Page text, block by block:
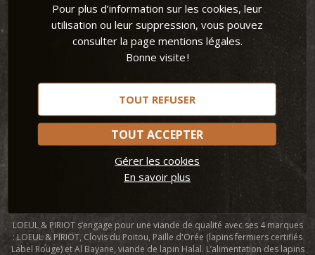
Loeul et Piriot
LOEUL & PIRIOT, spécialiste de la viande de lapin et la viande de chevreau
commercialise ses produits auprès de la grande distribution, des
professionnels CHR et à l’export. Grâce à une large gamme de morceaux
de lapin, LOEUL & PIRIOT invite le lapin sur toutes les tables. L’entreprise
avec des conseils sur la cuisson du lapin et des idées recettes. Avec son
site Lapin et papilles, Loeul et Piriot propose de nombreusesrecettes de
lapin
, faciles et rapides pour tous les goûts et toutes les occasions.
Leader européen dans la transformation de viande de lapin, LOEUL &
PIRIOT permet aux consommateurs de cuisiner le lapin simplement et
ainsi de profiter pleinement de tous les bienfaits de la viande de lapin.
LOEUL & PIRIOT s’engage pour une viande de qualité avec ses 4 marques
: LOEUL & PIRIOT, Clovis du Poitou, Paille d'Orée (lapins fermiers certifiés
Label Rouge) et Al Bayane, viande de lapin Halal. L’alimentation des lapins
Pour plus d’information sur les cookies, leur
utilisation ou leur suppression, vous pouvez
consulter la page mentions légales.
Bonne visite !
TOUT ACCEPTER
TOUT REFUSER
Gérer les cookies
En savoir plus